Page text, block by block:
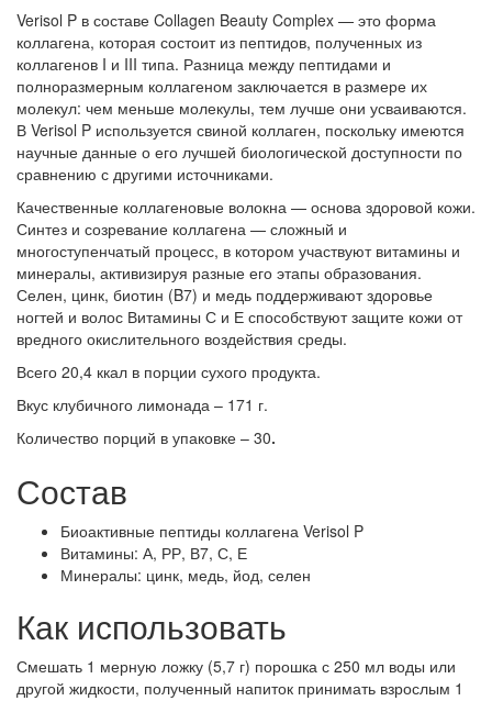
Verisol P в составе Collagen Beauty Complex — это форма
коллагена, которая состоит из пептидов, полученных из
коллагенов I и III типа. Разница между пептидами и
полноразмерным коллагеном заключается в размере их
молекул: чем меньше молекулы, тем лучше они усваиваются.
В Verisol P используется свиной коллаген, поскольку имеются
научные данные о его лучшей биологической доступности по
сравнению с другими источниками.
Качественные коллагеновые волокна — основа здоровой кожи.
Синтез и созревание коллагена — сложный и
многоступенчатый процесс, в котором участвуют витамины и
минералы, активизируя разные его этапы образования.
Селен, цинк, биотин (B7) и медь поддерживают здоровье
ногтей и волос Витамины С и Е способствуют защите кожи от
вредного окислительного воздействия среды.
Всего 20,4 ккал в порции сухого продукта.
Вкус клубичного лимонада – 171 г.
Количество порций в упаковке – 30.
Состав
Биоактивные пептиды коллагена Verisol P
Витамины: А, РР, В7, С, Е
Минералы: цинк, медь, йод, селен
Как использовать
Смешать 1 мерную ложку (5,7 г) порошка с 250 мл воды или
другой жидкости, полученный напиток принимать взрослым 1